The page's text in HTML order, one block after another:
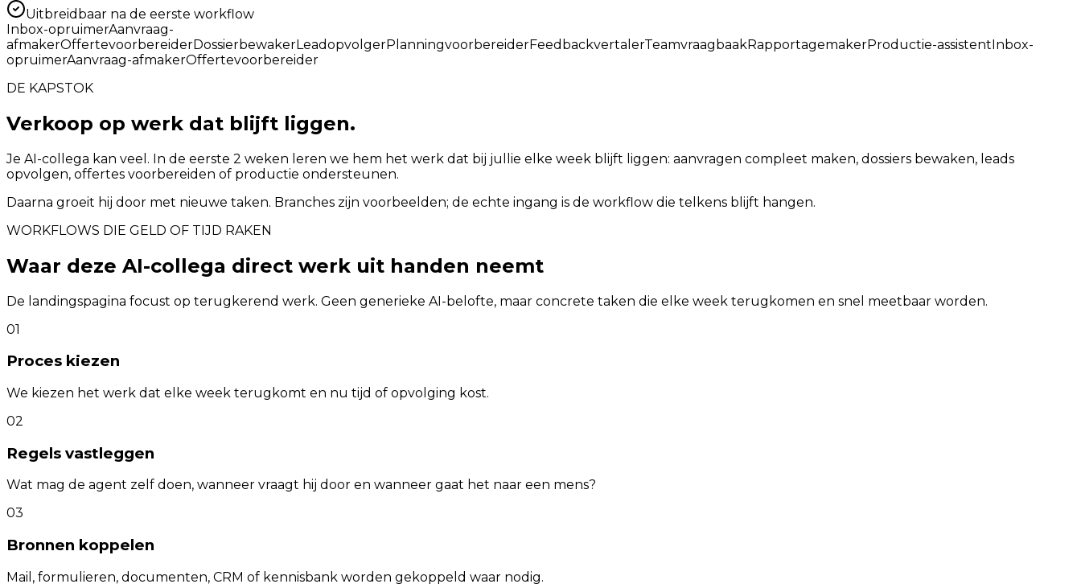
Uitbreidbaar na de eerste workflow
Inbox-opruimerAanvraag-
afmakerOffertevoorbereiderDossierbewakerLeadopvolgerPlanningvoorbereiderFeedbackvertalerTeamvraagbaakRapportagemakerProductie-assistentInbox-
opruimerAanvraag-afmakerOffertevoorbereider
DE KAPSTOK
Verkoop op werk dat blijft liggen.
Je AI-collega kan veel. In de eerste 2 weken leren we hem het werk dat bij jullie elke week blijft liggen: aanvragen compleet maken, dossiers bewaken, leads
opvolgen, offertes voorbereiden of productie ondersteunen.
Daarna groeit hij door met nieuwe taken. Branches zijn voorbeelden; de echte ingang is de workflow die telkens blijft hangen.
WORKFLOWS DIE GELD OF TIJD RAKEN
Waar deze AI-collega direct werk uit handen neemt
De landingspagina focust op terugkerend werk. Geen generieke AI-belofte, maar concrete taken die elke week terugkomen en snel meetbaar worden.
01
Proces kiezen
We kiezen het werk dat elke week terugkomt en nu tijd of opvolging kost.
02
Regels vastleggen
Wat mag de agent zelf doen, wanneer vraagt hij door en wanneer gaat het naar een mens?
03
Bronnen koppelen
Mail, formulieren, documenten, CRM of kennisbank worden gekoppeld waar nodig.